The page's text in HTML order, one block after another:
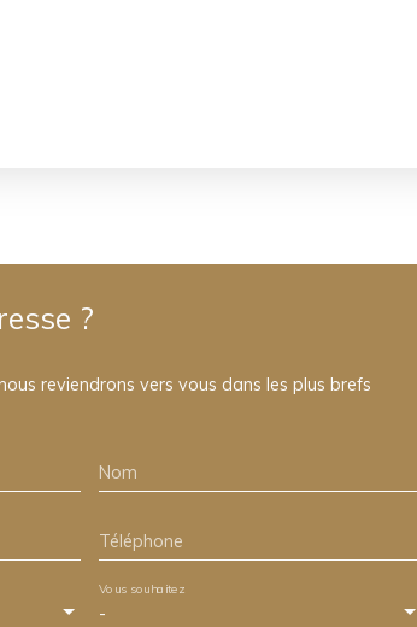
?
reviendrons vers vous dans les plus brefs
Nom
Téléphone
-
Vous souhaitez